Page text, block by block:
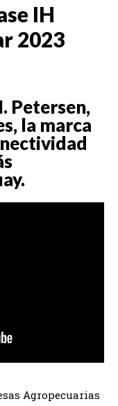
IH
2023
Petersen,
la marca
Agropecuarias